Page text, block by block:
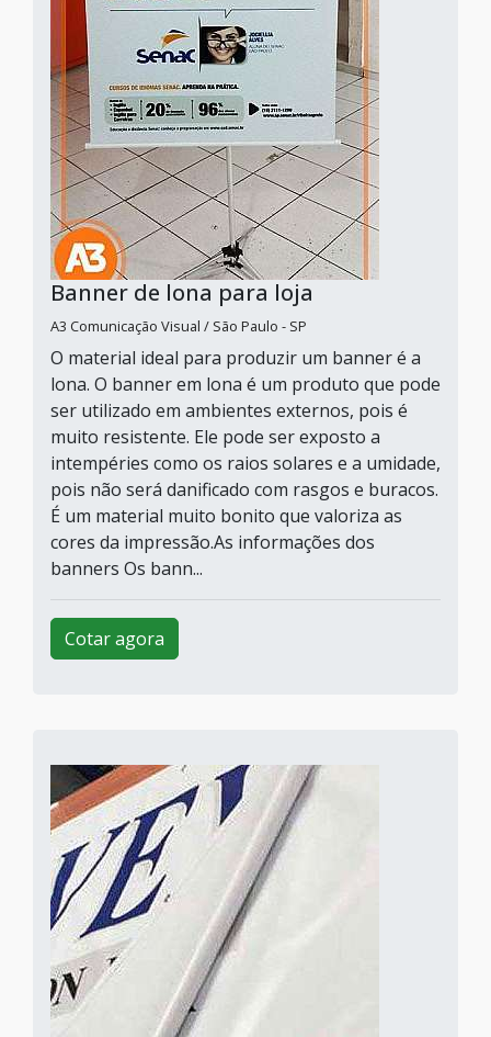
Banner de lona para loja
A3 Comunicação Visual / São Paulo - SP
O material ideal para produzir um banner é a
lona. O banner em lona é um produto que pode
ser utilizado em ambientes externos, pois é
muito resistente. Ele pode ser exposto a
intempéries como os raios solares e a umidade,
pois não será danificado com rasgos e buracos.
É um material muito bonito que valoriza as
cores da impressão.As informações dos
banners Os bann...
Cotar agora